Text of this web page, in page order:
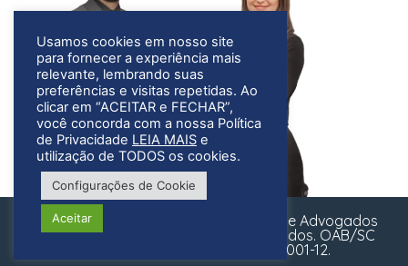
Copyright © 2023 Gregorio & Ognibene Advogados
Associados. Todos os direitos reservados. OAB/SC
4929/2019 - CNPJ: 34.998.817/0001-12.
Usamos cookies em nosso site
para fornecer a experiência mais
relevante, lembrando suas
preferências e visitas repetidas. Ao
clicar em “ACEITAR e FECHAR”,
você concorda com a nossa Política
de Privacidade LEIA MAIS e
utilização de TODOS os cookies.
Configurações de Cookie
Aceitar